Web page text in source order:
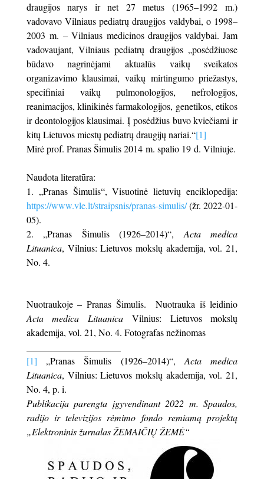
draugijos narys ir net 27 metus (1965–1992 m.)
vadovavo Vilniaus pediatrų draugijos valdybai, o 1998–
2003 m. – Vilniaus medicinos draugijos valdybai. Jam
vadovaujant, Vilniaus pediatrų draugijos „posėdžiuose
būdavo nagrinėjami aktualūs vaikų sveikatos
organizavimo klausimai, vaikų mirtingumo priežastys,
specifiniai vaikų pulmonologijos, nefrologijos,
reanimacijos, klinikinės farmakologijos, genetikos, etikos
ir deontologijos klausimai. Į posėdžius buvo kviečiami ir
kitų Lietuvos miestų pediatrų draugijų nariai.“[1]
Mirė prof. Pranas Šimulis 2014 m. spalio 19 d. Vilniuje.
Naudota literatūra:
„Pranas Šimulis“, Visuotinė lietuvių enciklopedija:
https://www.vle.lt/straipsnis/pranas-simulis/(žr. 2022-01-
05).
„Pranas Šimulis (1926–2014)“, Acta medica
Lituanica, Vilnius: Lietuvos mokslų akademija, vol. 21,
No. 4.
Nuotraukoje – Pranas Šimulis. Nuotrauka iš leidinio
Acta medica Lituanica Vilnius: Lietuvos mokslų
akademija, vol. 21, No. 4. Fotografas nežinomas
[1] „Pranas Šimulis (1926–2014)“, Acta medica
Lituanica, Vilnius: Lietuvos mokslų akademija, vol. 21,
No. 4, p. i.
Publikacija parengta įgyvendinant 2022 m. Spaudos,
radijo ir televizijos rėmimo fondo remiamą projektą
„Elektroninis žurnalas ŽEMAIČIŲ ŽEMĖ“